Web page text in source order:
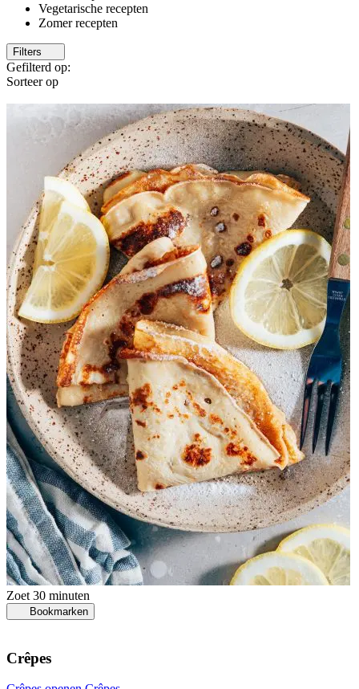
Vegetarische recepten
Zomer recepten
Filters
Gefilterd op:
Sorteer op
Zoet 30 minuten
Bookmarken
Crêpes